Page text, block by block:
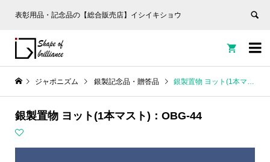
表彰用品・記念品の【総合販売店】イシイキショウ


ジャポニズム 銀製記念品・贈答品 銀製置物 ヨット(1本マスト)：OBG-44
銀製置物 ヨット(1本マスト)：OBG-44